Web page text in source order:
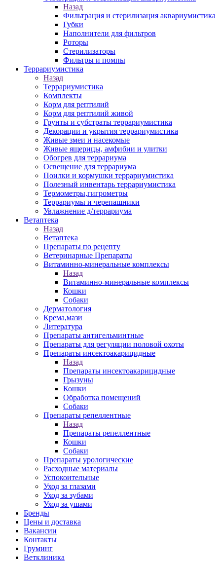
Назад
Фильтрация и стерилизация аквариумистика
Губки
Наполнители для фильтров
Роторы
Стерилизаторы
Фильтры и помпы
Террариумистика
Назад
Террариумистика
Комплекты
Корм для рептилий
Корм для рептилий живой
Грунты и субстраты террариумистика
Декорации и укрытия террариумистика
Живые змеи и насекомые
Живые ящерицы, амфибии и улитки
Обогрев для террариума
Освещение для террариума
Поилки и кормушки террариумистика
Полезный инвентарь террариумистика
Термометры,гигрометры
Террариумы и черепашники
Увлажнение д/террариума
Ветаптека
Назад
Ветаптека
Препараты по рецепту
Ветеринарные Препараты
Витаминно-минеральные комплексы
Назад
Витаминно-минеральные комплексы
Кошки
Собаки
Дерматология
Крема,мази
Литература
Препараты антигельминтные
Препараты для регуляции половой охоты
Препараты инсектоакарицидные
Назад
Препараты инсектоакарицидные
Грызуны
Кошки
Обработка помещений
Собаки
Препараты репеллентные
Назад
Препараты репеллентные
Кошки
Собаки
Препараты урологические
Расходные материалы
Успокоительные
Уход за глазами
Уход за зубами
Уход за ушами
Бренды
Цены и доставка
Вакансии
Контакты
Груминг
Ветклиника